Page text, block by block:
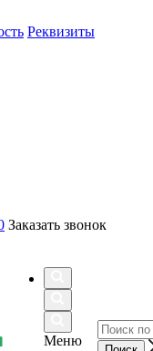
Реквизиты
Заказать звонок
Меню